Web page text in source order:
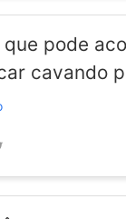
pode
cavando